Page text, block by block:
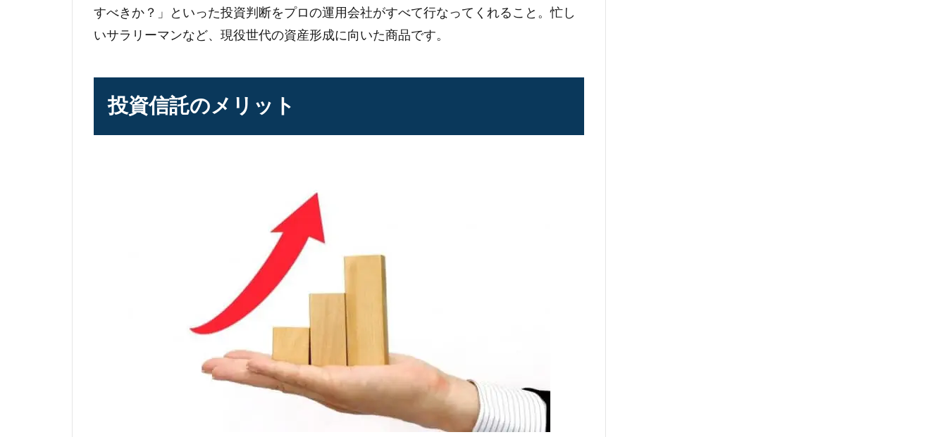
すべきか？」といった投資判断をプロの運用会社がすべて行なってくれること。忙し
いサラリーマンなど、現役世代の資産形成に向いた商品です。
投資信託のメリット